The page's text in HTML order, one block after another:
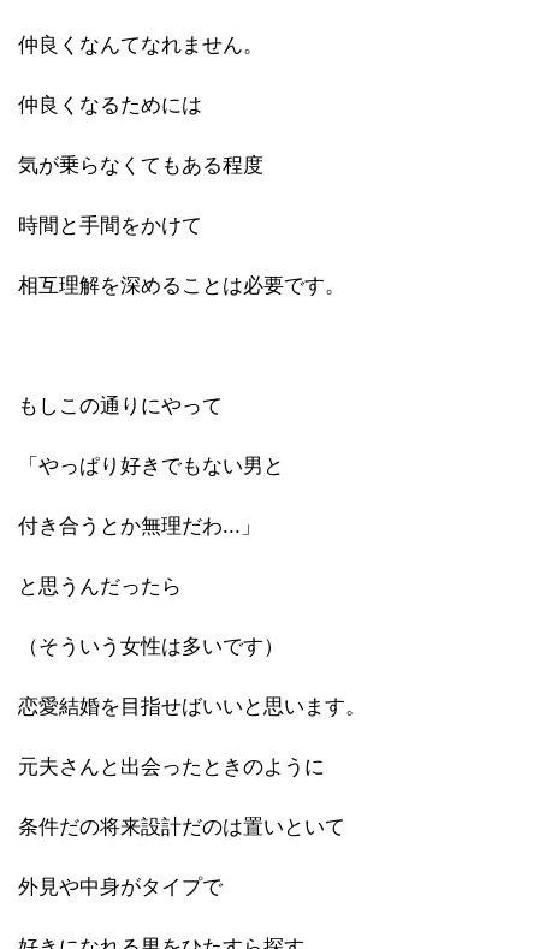
仲良くなんてなれません。
仲良くなるためには
気が乗らなくてもある程度
時間と手間をかけて
相互理解を深めることは必要です。
もしこの通りにやって
「やっぱり好きでもない男と
付き合うとか無理だわ...」
と思うんだったら
（そういう女性は多いです）
恋愛結婚を目指せばいいと思います。
元夫さんと出会ったときのように
条件だの将来設計だのは置いといて
外見や中身がタイプで